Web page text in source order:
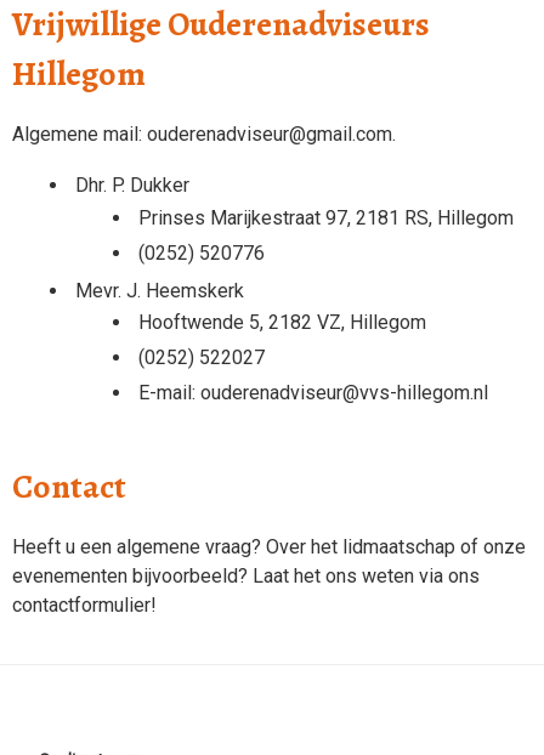
Vrijwillige Ouderenadviseurs
Hillegom
Algemene mail: ouderenadviseur@gmail.com.
Dhr. P. Dukker
Prinses Marijkestraat 97, 2181 RS, Hillegom
(0252) 520776
Mevr. J. Heemskerk
Hooftwende 5, 2182 VZ, Hillegom
(0252) 522027
E-mail: ouderenadviseur@vvs-hillegom.nl
Contact
Heeft u een algemene vraag? Over het lidmaatschap of onze
evenementen bijvoorbeeld? Laat het ons weten via ons
contactformulier!